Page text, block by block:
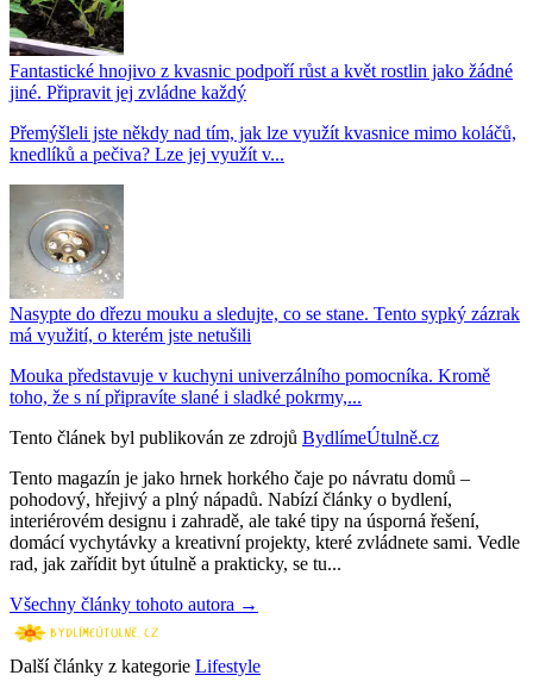
Fantastické hnojivo z kvasnic podpoří růst a květ rostlin jako žádné
jiné. Připravit jej zvládne každý
Přemýšleli jste někdy nad tím, jak lze využít kvasnice mimo koláčů,
knedlíků a pečiva? Lze jej využít v...
Nasypte do dřezu mouku a sledujte, co se stane. Tento sypký zázrak
má využití, o kterém jste netušili
Mouka představuje v kuchyni univerzálního pomocníka. Kromě
toho, že s ní připravíte slané i sladké pokrmy,...
Tento článek byl publikován ze zdrojů BydlímeÚtulně.cz
Tento magazín je jako hrnek horkého čaje po návratu domů –
pohodový, hřejivý a plný nápadů. Nabízí články o bydlení,
interiérovém designu i zahradě, ale také tipy na úsporná řešení,
domácí vychytávky a kreativní projekty, které zvládnete sami. Vedle
rad, jak zařídit byt útulně a prakticky, se tu...
Všechny články tohoto autora →
Další články z kategorie Lifestyle